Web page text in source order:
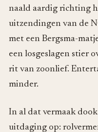
naald aardig richting
uitzendingen van de
met een Bergsma-
een losgeslagen stier
rit van zoonlief.
minder.
In al dat vermaak
uitdaging op: